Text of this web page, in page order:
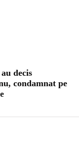
decis
condamnat pe